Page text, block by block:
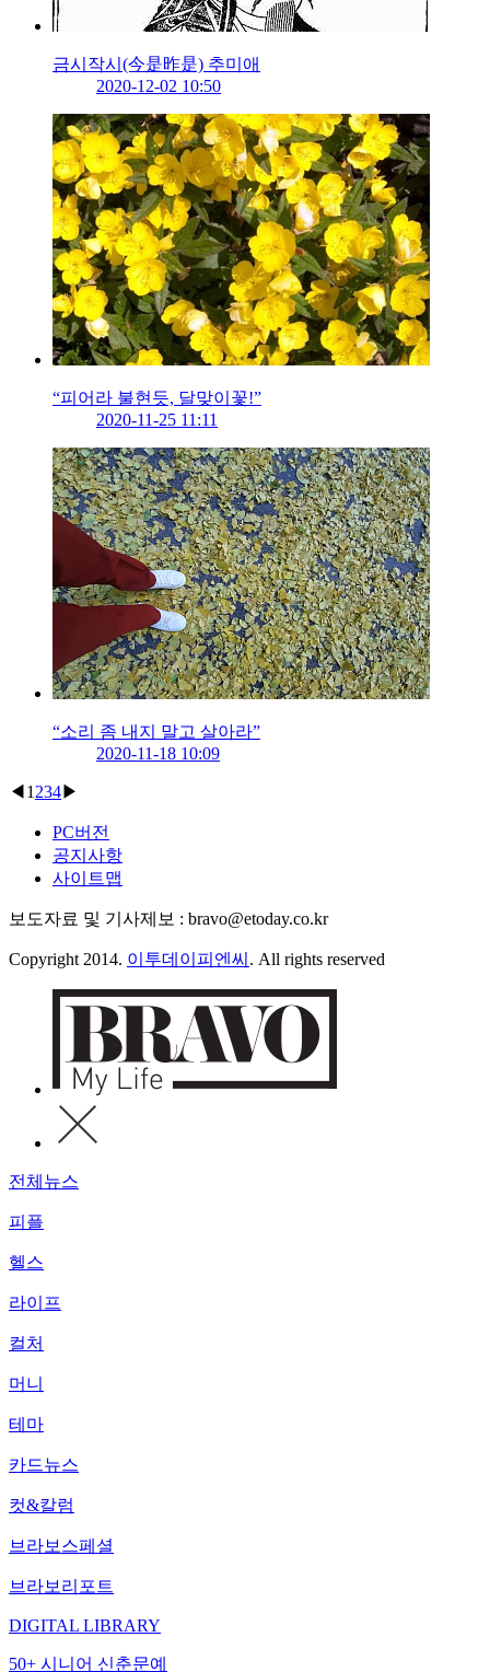
금시작시(今是昨是) 추미애
2020-12-02 10:50
“피어라 불현듯, 달맞이꽃!”
2020-11-25 11:11
“소리 좀 내지 말고 살아라”
2020-11-18 10:09
◀ 1 234▶
PC버전
공지사항
사이트맵
보도자료 및 기사제보 : bravo@etoday.co.kr
Copyright 2014. 이투데이피엔씨 . All rights reserved
전체뉴스
피플
헬스
라이프
컬처
머니
테마
카드뉴스
컷&칼럼
브라보스페셜
브라보리포트
DIGITAL LIBRARY
50+ 시니어 신춘문예